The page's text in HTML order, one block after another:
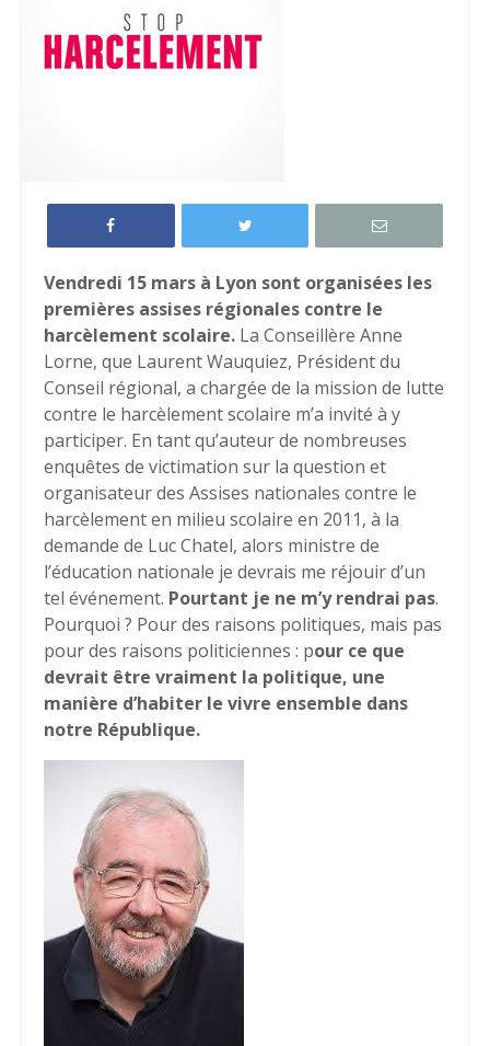
Vendredi 15 mars à Lyon sont organisées les
premières assises régionales contre le
harcèlement scolaire. La Conseillère Anne
Lorne, que Laurent Wauquiez, Président du
Conseil régional, a chargée de la mission de lutte
contre le harcèlement scolaire m’a invité à y
participer. En tant qu’auteur de nombreuses
enquêtes de victimation sur la question et
organisateur des Assises nationales contre le
harcèlement en milieu scolaire en 2011, à la
demande de Luc Chatel, alors ministre de
l’éducation nationale je devrais me réjouir d’un
tel événement. Pourtant je ne m’y rendrai pas.
Pourquoi ? Pour des raisons politiques, mais pas
pour des raisons politiciennes : pour ce que
devrait être vraiment la politique, une
manière d’habiter le vivre ensemble dans
notre République.